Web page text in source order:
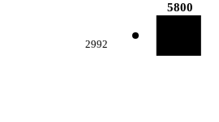
2992
5800